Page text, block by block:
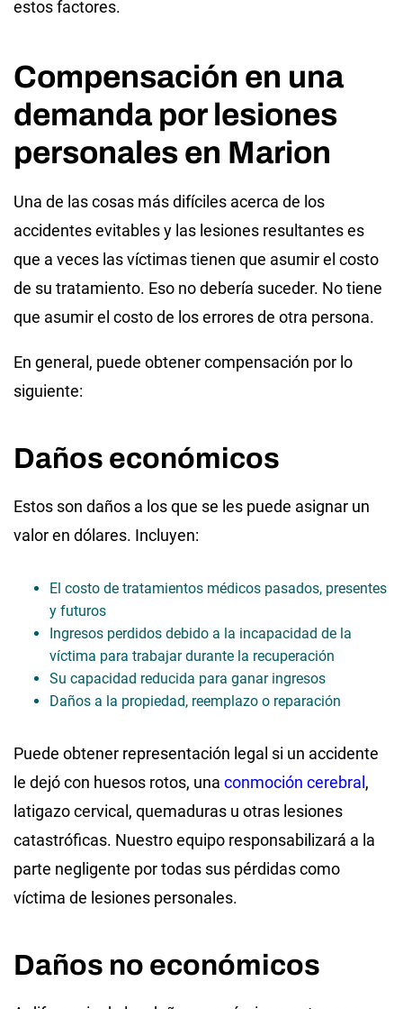
estos factores.
Compensación en una
demanda por lesiones
personales en Marion
Una de las cosas más difíciles acerca de los
accidentes evitables y las lesiones resultantes es
que a veces las víctimas tienen que asumir el costo
de su tratamiento. Eso no debería suceder. No tiene
que asumir el costo de los errores de otra persona.
En general, puede obtener compensación por lo
siguiente:
Daños económicos
Estos son daños a los que se les puede asignar un
valor en dólares. Incluyen:
El costo de tratamientos médicos pasados, presentes
y futuros
Ingresos perdidos debido a la incapacidad de la
víctima para trabajar durante la recuperación
Su capacidad reducida para ganar ingresos
Daños a la propiedad, reemplazo o reparación
Puede obtener representación legal si un accidente
le dejó con huesos rotos, una conmoción cerebral,
latigazo cervical, quemaduras u otras lesiones
catastróficas. Nuestro equipo responsabilizará a la
parte negligente por todas sus pérdidas como
víctima de lesiones personales.
Daños no económicos